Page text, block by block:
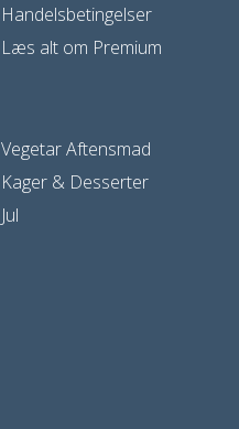
Handelsbetingelser
Læs alt om Premium
Vegetar Aftensmad
Kager & Desserter
Jul